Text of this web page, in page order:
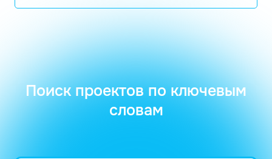
Поиск проектов по ключевым
словам